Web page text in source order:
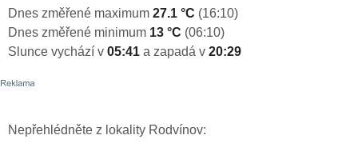
Dnes změřené maximum 27.1 °C (16:10)
Dnes změřené minimum 13 °C (06:10)
Slunce vychází v 05:41 a zapadá v 20:29
Nepřehlédněte z lokality Rodvínov: